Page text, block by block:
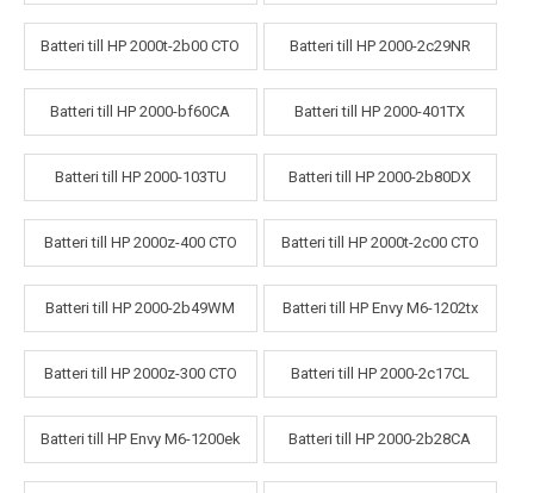
Batteri till HP 2000t-2b00 CTO Batteri till HP 2000-2c29NR
Batteri till HP 2000-bf60CA Batteri till HP 2000-401TX
Batteri till HP 2000-103TU Batteri till HP 2000-2b80DX
Batteri till HP 2000z-400 CTO Batteri till HP 2000t-2c00 CTO
Batteri till HP 2000-2b49WM Batteri till HP Envy M6-1202tx
Batteri till HP 2000z-300 CTO Batteri till HP 2000-2c17CL
Batteri till HP Envy M6-1200ek Batteri till HP 2000-2b28CA